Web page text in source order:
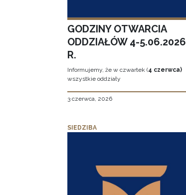
GODZINY OTWARCIA
ODDZIAŁÓW 4-5.06.2026
R.
Informujemy, że w czwartek (4 czerwca)
wszystkie oddziały
3 czerwca, 2026
SIEDZIBA